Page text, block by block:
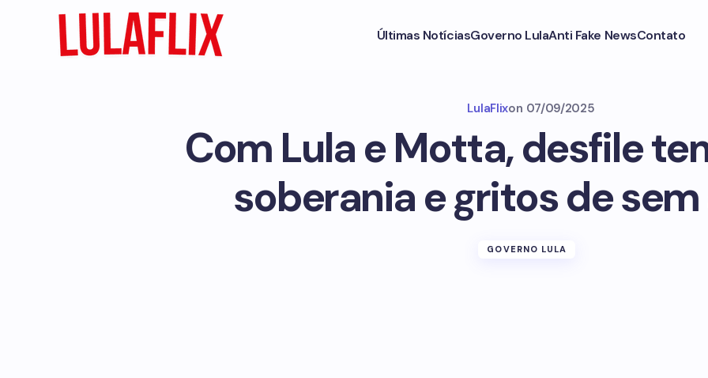
Últimas NotíciasGoverno LulaAnti Fake NewsContato
LulaFlixon 07/09/2025
Com Lula e Motta, desfile
soberania e gritos de
GOVERNO LULA